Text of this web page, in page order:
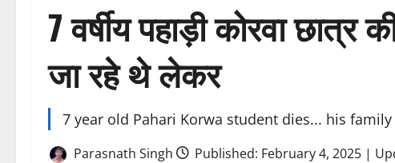
7 वर्षीय पहाड़ी कोरवा छात्र
जा रहे थे लेकर
7 year old Pahari Korwa student dies... his
Parasnath Singh Published: February 4, 2025 |